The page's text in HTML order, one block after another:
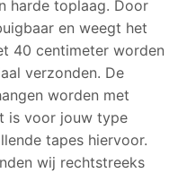
harde toplaag. Door
en weegt het
40 centimeter worden
verzonden. De
worden met
is voor jouw type
tapes hiervoor.
wij rechtstreeks